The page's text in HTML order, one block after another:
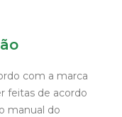
com a marca
feitas de acordo
manual do